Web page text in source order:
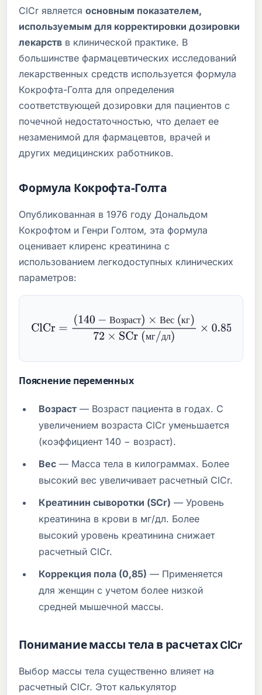
ClCr являетсяосновным показателем,
используемым для корректировки дозировки
лекарств в клинической практике. В
большинстве фармацевтических исследований
лекарственных средств используется формула
Кокрофта-Голта для определения
соответствующей дозировки для пациентов с
почечной недостаточностью, что делает ее
незаменимой для фармацевтов, врачей и
других медицинских работников.
Формула Кокрофта-Голта
Опубликованная в 1976 году Дональдом
Кокрофтом и Генри Голтом, эта формула
оценивает клиренс креатинина с
использованием легкодоступных клинических
параметров:
Возраст Вес кг
мг дл
ClCr 140−Возраст)×Вес (кг)72×SCr (мг/
×0.85 (для женщин)
Пояснение переменных
Возраст — Возраст пациента в годах. С
увеличением возраста ClCr уменьшается
(коэффициент 140 − возраст).
Вес — Масса тела в килограммах. Более
высокий вес увеличивает расчетный ClCr.
Креатинин сыворотки (SCr) — Уровень
креатинина в крови в мг/дл. Более
высокий уровень креатинина снижает
расчетный ClCr.
Коррекция пола (0,85) — Применяется
для женщин с учетом более низкой
средней мышечной массы.
Понимание массы тела в расчетах ClCr
Выбор массы тела существенно влияет на
расчетный ClCr. Этот калькулятор